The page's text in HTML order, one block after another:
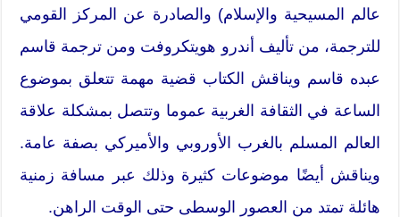
عالم المسيحية والإسلام) والصادرة عن المركز القومي
للترجمة، من تأليف أندرو هويتكروفت ومن ترجمة قاسم
عبده قاسم ويناقش الكتاب قضية مهمة تتعلق بموضوع
الساعة في الثقافة الغربية عموما وتتصل بمشكلة علاقة
العالم المسلم بالغرب الأوروبي والأميركي بصفة عامة.
ويناقش أيضًا موضوعات كثيرة وذلك عبر مسافة زمنية
هائلة تمتد من العصور الوسطى حتى الوقت الراهن.